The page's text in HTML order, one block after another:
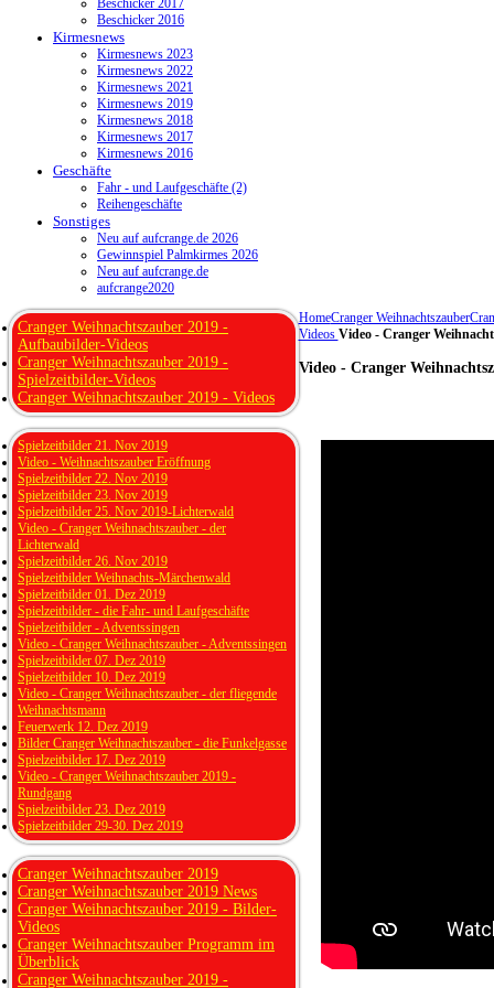
Beschicker 2017
Beschicker 2016
Kirmesnews
Kirmesnews 2023
Kirmesnews 2022
Kirmesnews 2021
Kirmesnews 2019
Kirmesnews 2018
Kirmesnews 2017
Kirmesnews 2016
Geschäfte
Fahr - und Laufgeschäfte (2)
Reihengeschäfte
Sonstiges
Neu auf aufcrange.de 2026
Gewinnspiel Palmkirmes 2026
Neu auf aufcrange.de
aufcrange2020
HomeCranger Weihnachtszauber
Videos Video - Cranger
Video - Cranger
Cranger Weihnachtszauber 2019 -
Aufbaubilder-Videos
Cranger Weihnachtszauber 2019 -
Spielzeitbilder-Videos
Cranger Weihnachtszauber 2019 - Videos
Spielzeitbilder 21. Nov 2019
Video - Weihnachtszauber Eröffnung
Spielzeitbilder 22. Nov 2019
Spielzeitbilder 23. Nov 2019
Spielzeitbilder 25. Nov 2019-Lichterwald
Video - Cranger Weihnachtszauber - der
Lichterwald
Spielzeitbilder 26. Nov 2019
Spielzeitbilder Weihnachts-Märchenwald
Spielzeitbilder 01. Dez 2019
Spielzeitbilder - die Fahr- und Laufgeschäfte
Spielzeitbilder - Adventssingen
Video - Cranger Weihnachtszauber - Adventssingen
Spielzeitbilder 07. Dez 2019
Spielzeitbilder 10. Dez 2019
Video - Cranger Weihnachtszauber - der fliegende
Weihnachtsmann
Feuerwerk 12. Dez 2019
Bilder Cranger Weihnachtszauber - die Funkelgasse
Spielzeitbilder 17. Dez 2019
Video - Cranger Weihnachtszauber 2019 -
Rundgang
Spielzeitbilder 23. Dez 2019
Spielzeitbilder 29-30. Dez 2019
Cranger Weihnachtszauber 2019
Cranger Weihnachtszauber 2019 News
Cranger Weihnachtszauber 2019 - Bilder-
Videos
Cranger Weihnachtszauber Programm im
Überblick
Cranger Weihnachtszauber 2019 -